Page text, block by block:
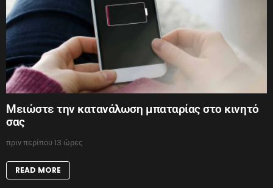
Μειώστε την κατανάλωση μπαταρίας στο κινητό
σας
πριν περίπου 13 ώρες
READ MORE